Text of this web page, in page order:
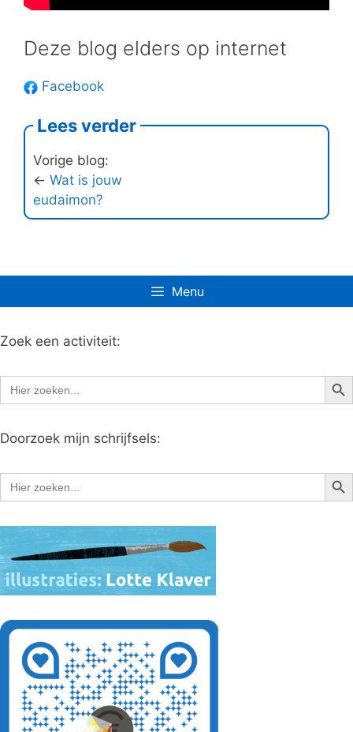
Deze blog elders op internet
Facebook
Lees verder
Vorige blog:
← Wat is jouw
eudaimon?
Menu
Zoek een activiteit:
Zoek
naar:
Doorzoek mijn schrijfsels:
Zoek
naar: